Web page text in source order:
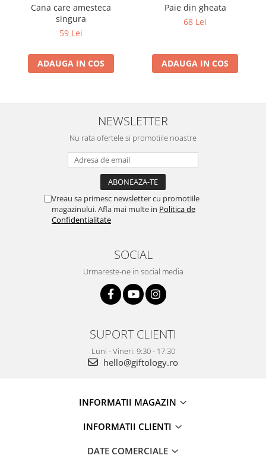
Cana care amesteca
singura
59 Lei
ADAUGA IN COS
Paie din gheata
68 Lei
ADAUGA IN COS
NEWSLETTER
Nu rata ofertele si promotiile noastre
Vreau sa primesc newsletter cu promotiile
magazinului. Afla mai multe in Politica de
Confidentialitate
SOCIAL
Urmareste-ne in social media
SUPORT CLIENTI
Luni - Vineri: 9:30 - 17:30
hello@giftology.ro
INFORMATII MAGAZIN
INFORMATII CLIENTI
DATE COMERCIALE